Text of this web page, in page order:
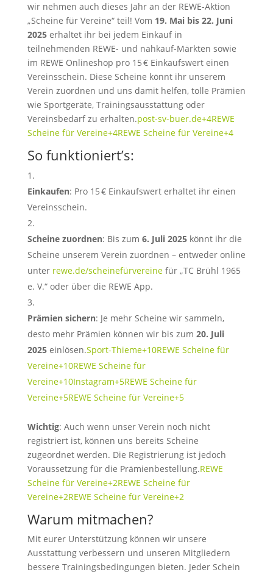
wir nehmen auch dieses Jahr an der REWE-Aktion
„Scheine für Vereine“ teil! Vom 19. Mai bis 22. Juni
2025erhaltet ihr bei jedem Einkauf in
teilnehmenden REWE- und nahkauf-Märkten sowie
im REWE Onlineshop pro 15 € Einkaufswert einen
Vereinsschein. Diese Scheine könnt ihr unserem
Verein zuordnen und uns damit helfen, tolle Prämien
wie Sportgeräte, Trainingsausstattung oder
Vereinsbedarf zu erhalten.post-sv-buer.de+4REWE
Scheine für Vereine+4REWE Scheine für Vereine+4
So funktioniert’s:
Einkaufen: Pro 15 € Einkaufswert erhaltet ihr einen
Vereinsschein.
Scheine zuordnen: Bis zum 6. Juli 2025könnt ihr die
Scheine unserem Verein zuordnen – entweder online
unter rewe.de/scheinefürvereinefür „TC Brühl 1965
e. V.“ oder über die REWE App.
Prämien sichern: Je mehr Scheine wir sammeln,
desto mehr Prämien können wir bis zum 20. Juli
2025einlösen.Sport-Thieme+10REWE Scheine für
Vereine+10REWE Scheine für
Vereine+10Instagram+5REWE Scheine für
Vereine+5REWE Scheine für Vereine+5
Wichtig: Auch wenn unser Verein noch nicht
registriert ist, können uns bereits Scheine
zugeordnet werden. Die Registrierung ist jedoch
Voraussetzung für die Prämienbestellung.REWE
Scheine für Vereine+2REWE Scheine für
Vereine+2REWE Scheine für Vereine+2
Warum mitmachen?
Mit eurer Unterstützung können wir unsere
Ausstattung verbessern und unseren Mitgliedern
bessere Trainingsbedingungen bieten. Jeder Schein